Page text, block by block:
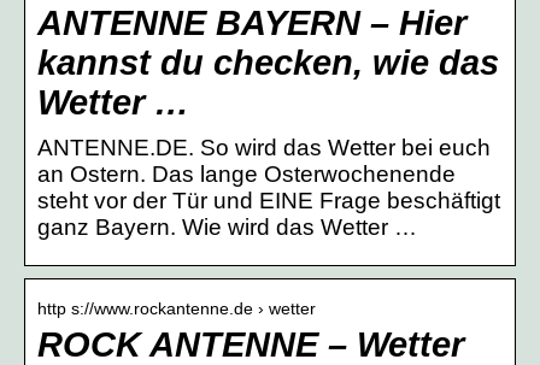
ANTENNE BAYERN – Hier
kannst du checken, wie das
Wetter …
ANTENNE.DE. So wird das Wetter bei euch
an Ostern. Das lange Osterwochenende
steht vor der Tür und EINE Frage beschäftigt
ganz Bayern. Wie wird das Wetter …
http s://www.rockantenne.de › wetter
ROCK ANTENNE – Wetter